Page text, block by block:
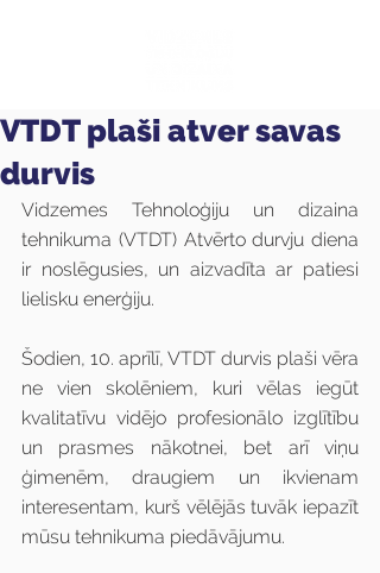
VTDT plaši atver savas
durvis
Vidzemes Tehnoloģiju un dizaina
tehnikuma (VTDT) Atvērto durvju diena
ir noslēgusies, un aizvadīta ar patiesi
lielisku enerģiju.
Šodien, 10. aprīlī, VTDT durvis plaši vēra
ne vien skolēniem, kuri vēlas iegūt
kvalitatīvu vidējo profesionālo izglītību
un prasmes nākotnei, bet arī viņu
ģimenēm, draugiem un ikvienam
interesentam, kurš vēlējās tuvāk iepazīt
mūsu tehnikuma piedāvājumu.